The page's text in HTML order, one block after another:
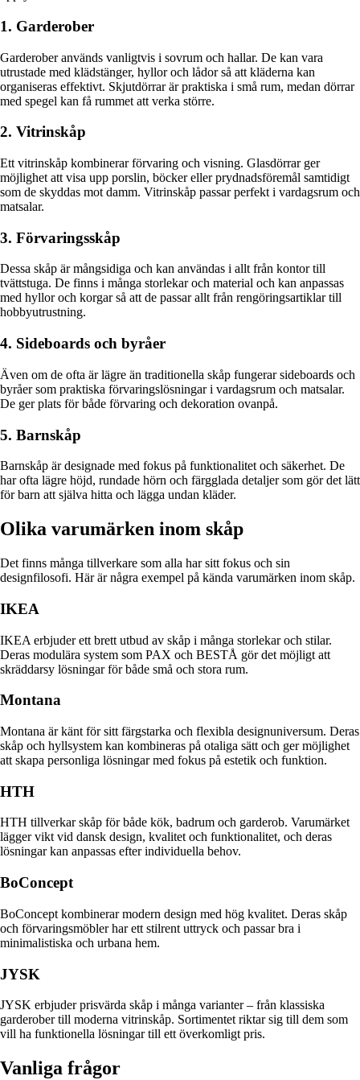
1. Garderober
Garderober används vanligtvis i sovrum och hallar. De kan vara
utrustade med klädstänger, hyllor och lådor så att kläderna kan
organiseras effektivt. Skjutdörrar är praktiska i små rum, medan dörrar
med spegel kan få rummet att verka större.
2. Vitrinskåp
Ett vitrinskåp kombinerar förvaring och visning. Glasdörrar ger
möjlighet att visa upp porslin, böcker eller prydnadsföremål samtidigt
som de skyddas mot damm. Vitrinskåp passar perfekt i vardagsrum och
matsalar.
3. Förvaringsskåp
Dessa skåp är mångsidiga och kan användas i allt från kontor till
tvättstuga. De finns i många storlekar och material och kan anpassas
med hyllor och korgar så att de passar allt från rengöringsartiklar till
hobbyutrustning.
4. Sideboards och byråer
Även om de ofta är lägre än traditionella skåp fungerar sideboards och
byråer som praktiska förvaringslösningar i vardagsrum och matsalar.
De ger plats för både förvaring och dekoration ovanpå.
5. Barnskåp
Barnskåp är designade med fokus på funktionalitet och säkerhet. De
har ofta lägre höjd, rundade hörn och färgglada detaljer som gör det lätt
för barn att själva hitta och lägga undan kläder.
Olika varumärken inom skåp
Det finns många tillverkare som alla har sitt fokus och sin
designfilosofi. Här är några exempel på kända varumärken inom skåp.
IKEA
IKEA erbjuder ett brett utbud av skåp i många storlekar och stilar.
Deras modulära system som PAX och BESTÅ gör det möjligt att
skräddarsy lösningar för både små och stora rum.
Montana
Montana är känt för sitt färgstarka och flexibla designuniversum. Deras
skåp och hyllsystem kan kombineras på otaliga sätt och ger möjlighet
att skapa personliga lösningar med fokus på estetik och funktion.
HTH
HTH tillverkar skåp för både kök, badrum och garderob. Varumärket
lägger vikt vid dansk design, kvalitet och funktionalitet, och deras
lösningar kan anpassas efter individuella behov.
BoConcept
BoConcept kombinerar modern design med hög kvalitet. Deras skåp
och förvaringsmöbler har ett stilrent uttryck och passar bra i
minimalistiska och urbana hem.
JYSK
JYSK erbjuder prisvärda skåp i många varianter – från klassiska
garderober till moderna vitrinskåp. Sortimentet riktar sig till dem som
vill ha funktionella lösningar till ett överkomligt pris.
Vanliga frågor